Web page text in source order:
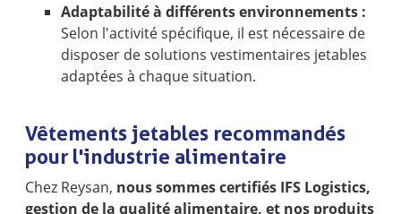
Adaptabilité à différents environnements :
Selon l'activité spécifique, il est nécessaire de
disposer de solutions vestimentaires jetables
adaptées à chaque situation.
Vêtements jetables recommandés
pour l'industrie alimentaire
Chez Reysan, nous sommes certifiés IFS Logistics,
gestion de la qualité alimentaire, et nos produits